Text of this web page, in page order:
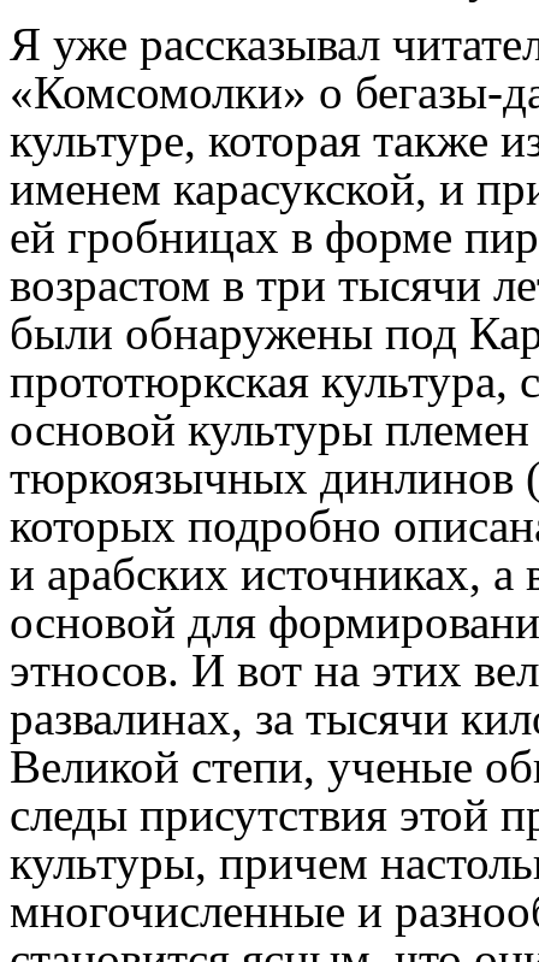
Я уже рассказывал
«Комсомолки» о бегазы-
культуре, которая также
именем карасукской, и
ей гробницах в форме
возрастом в три тысячи
были обнаружены под
прототюркская культура,
основой культуры племен
тюркоязычных динлинов
которых подробно
и арабских источниках,
основой для
этносов. И вот на этих
развалинах, за тысячи
Великой степи, ученые
следы присутствия этой
культуры, причем
многочисленные и